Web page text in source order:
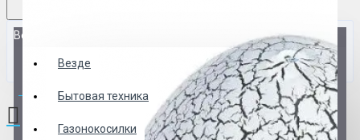
Везде
Везде
Бытовая техника
Газонокосилки
0 товар(ов) - 0 р.